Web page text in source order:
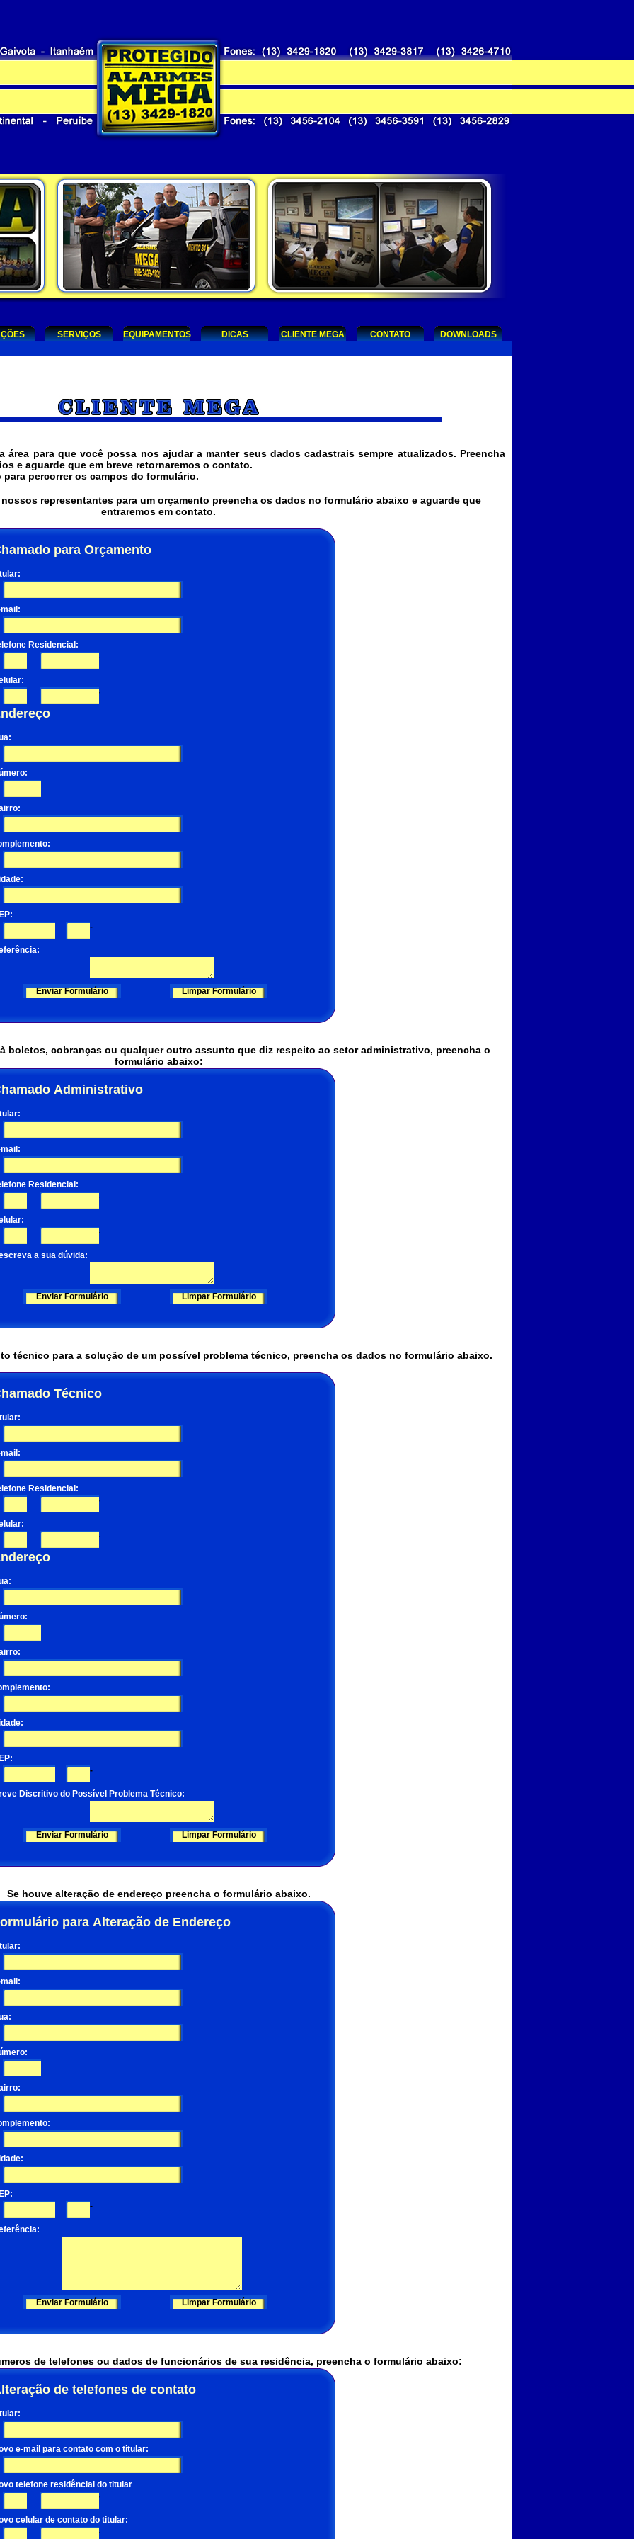
SERVIÇOS EQUIPAMENTOS DICAS CLIENTE MEGA CONTATO DOWNLOADS
área para que você possa nos ajudar a manter seus dados cadastrais sempre atualizados. Preencha
e aguarde que em breve retornaremos o contato.
percorrer os campos do formulário.
representantes para um orçamento preencha os dados no formulário abaixo e aguarde que
entraremos em contato.
para Orçamento
mail:
Residencial:
-
-
-
boletos, cobranças ou qualquer outro assunto que diz respeito ao setor administrativo, preencha o
formulário abaixo:
Administrativo
mail:
Residencial:
-
-
a sua dúvida:
técnico para a solução de um possível problema técnico, preencha os dados no formulário abaixo.
Técnico
mail:
Residencial:
-
-
-
Discritivo do Possível Problema Técnico:
Se houve alteração de endereço preencha o formulário abaixo.
para Alteração de Endereço
mail:
-
de telefones ou dados de funcionários de sua residência, preencha o formulário abaixo:
de telefones de contato
e-mail para contato com o titular:
telefone residêncial do titular
-
celular de contato do titular:
-